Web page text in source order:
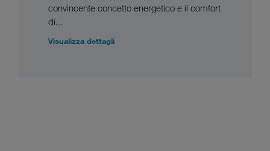
convincente concetto energetico e il comfort
di...
Visualizza dettagli